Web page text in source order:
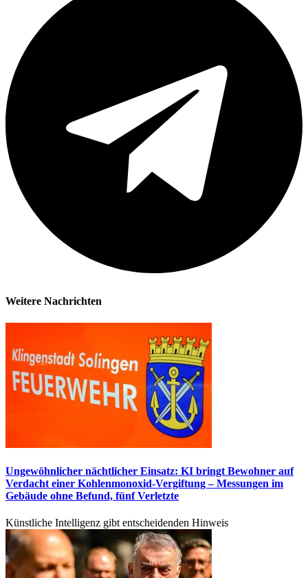
Weitere Nachrichten​
Ungewöhnlicher nächtlicher Einsatz: KI bringt Bewohner auf
Verdacht einer Kohlenmonoxid-Vergiftung – Messungen im
Gebäude ohne Befund, fünf Verletzte
Künstliche Intelligenz gibt entscheidenden Hinweis